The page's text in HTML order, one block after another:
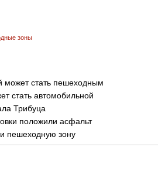
зоны
может стать пешеходным
стать автомобильной
Трибуца
положили асфальт
пешеходную зону